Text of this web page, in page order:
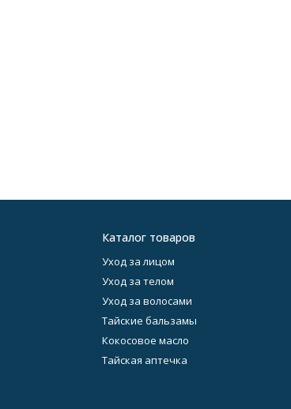
Каталог товаров
Уход за лицом
Уход за телом
Уход за волосами
Тайские бальзамы
Кокосовое масло
Тайская аптечка